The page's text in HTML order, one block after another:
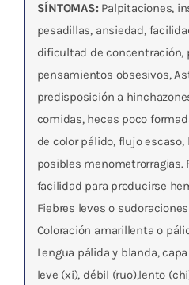
SÍNTOMAS: Palpitaciones,
pesadillas, ansiedad,
dificultad de concentración,
pensamientos obsesivos,
predisposición a
comidas, heces poco
de color pálido, flujo escaso,
posibles menometrorragias.
facilidad para producirse
Fiebres leves o
Coloración amarillenta o
Lengua pálida y blanda,
leve (xi), débil (ruo),lento